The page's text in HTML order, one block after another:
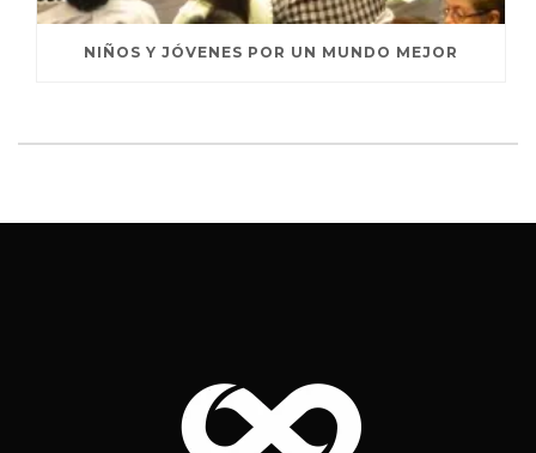
NIÑOS Y JÓVENES POR UN MUNDO MEJOR